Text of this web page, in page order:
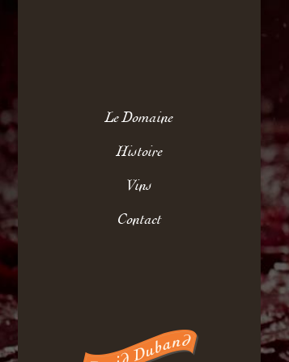
Le Domaine
Histoire
Vins
Contact